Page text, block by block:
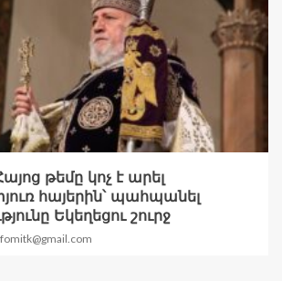
թեմը կոչ է արել
հայերին՝ պահպանել
Եկեղեցու շուրջ